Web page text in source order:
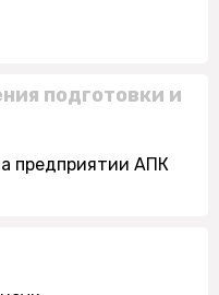
подготовки и
предприятии АПК